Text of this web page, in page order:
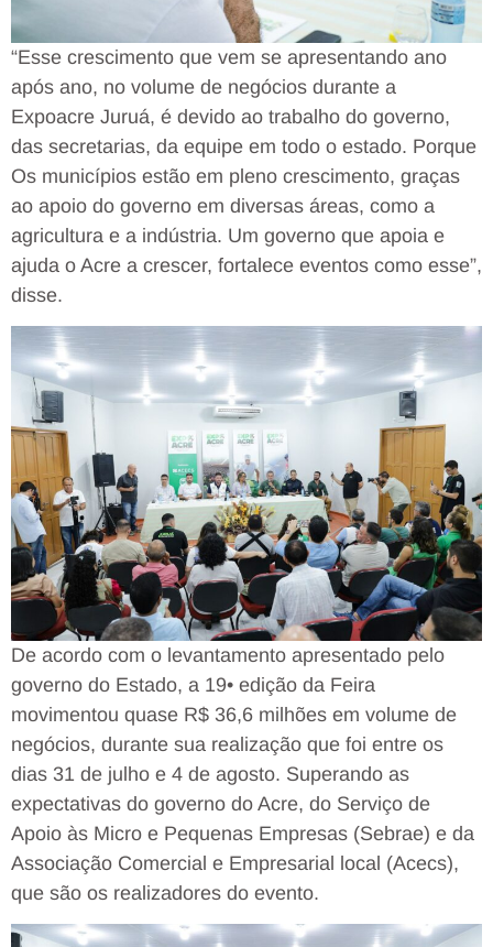
“Esse crescimento que vem se apresentando ano
após ano, no volume de negócios durante a
Expoacre Juruá, é devido ao trabalho do governo,
das secretarias, da equipe em todo o estado. Porque
Os municípios estão em pleno crescimento, graças
ao apoio do governo em diversas áreas, como a
agricultura e a indústria. Um governo que apoia e
ajuda o Acre a crescer, fortalece eventos como esse”,
disse.
De acordo com o levantamento apresentado pelo
governo do Estado, a 19• edição da Feira
movimentou quase R$ 36,6 milhões em volume de
negócios, durante sua realização que foi entre os
dias 31 de julho e 4 de agosto. Superando as
expectativas do governo do Acre, do Serviço de
Apoio às Micro e Pequenas Empresas (Sebrae) e da
Associação Comercial e Empresarial local (Acecs),
que são os realizadores do evento.